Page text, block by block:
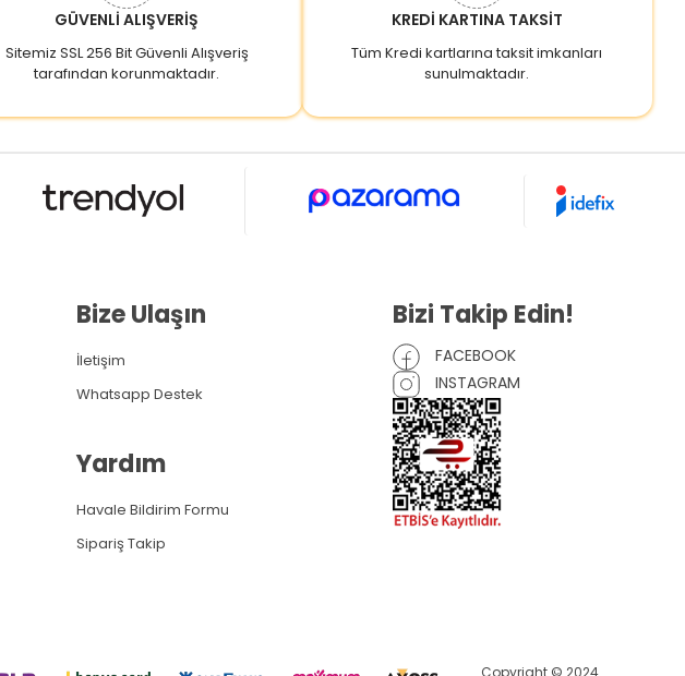
GÜVENLİ ALIŞVERİŞ
Sitemiz SSL 256 Bit Güvenli Alışveriş
tarafından korunmaktadır.
KREDİ KARTINA TAKSİT
Tüm Kredi kartlarına taksit imkanları
sunulmaktadır.
Bize Ulaşın
İletişim
Whatsapp Destek
Yardım
Havale Bildirim Formu
Sipariş Takip
Bizi Takip Edin!
FACEBOOK
INSTAGRAM
Copyright © 2024.